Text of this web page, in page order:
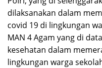
dilaksanakan dalam
covid 19 di lingkungan
MAN 4 Agam yang di
kesehatan dalam
lingkungan warga